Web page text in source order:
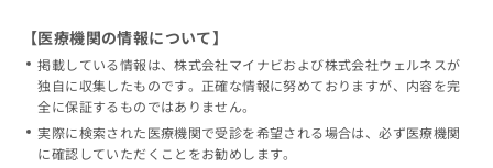
【医療機関の情報について】
掲載している情報は、株式会社マイナビおよび株式会社ウェルネスが
独自に収集したものです。正確な情報に努めておりますが、内容を完
全に保証するものではありません。
実際に検索された医療機関で受診を希望される場合は、必ず医療機関
に確認していただくことをお勧めします。